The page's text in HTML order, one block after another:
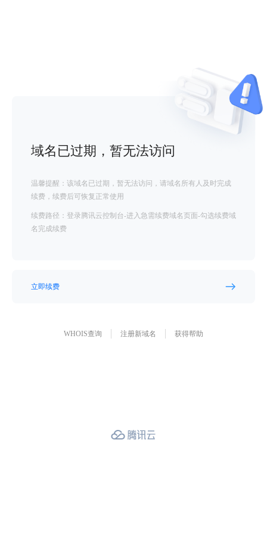
域名已过期，暂无法访问
温馨提醒：该域名已过期，暂无法访问，请域名所有人及时完成
续费，续费后可恢复正常使用
续费路径：登录腾讯云控制台-进入急需续费域名页面-勾选续费域
名完成续费
立即续费
WHOIS查询 注册新域名 获得帮助